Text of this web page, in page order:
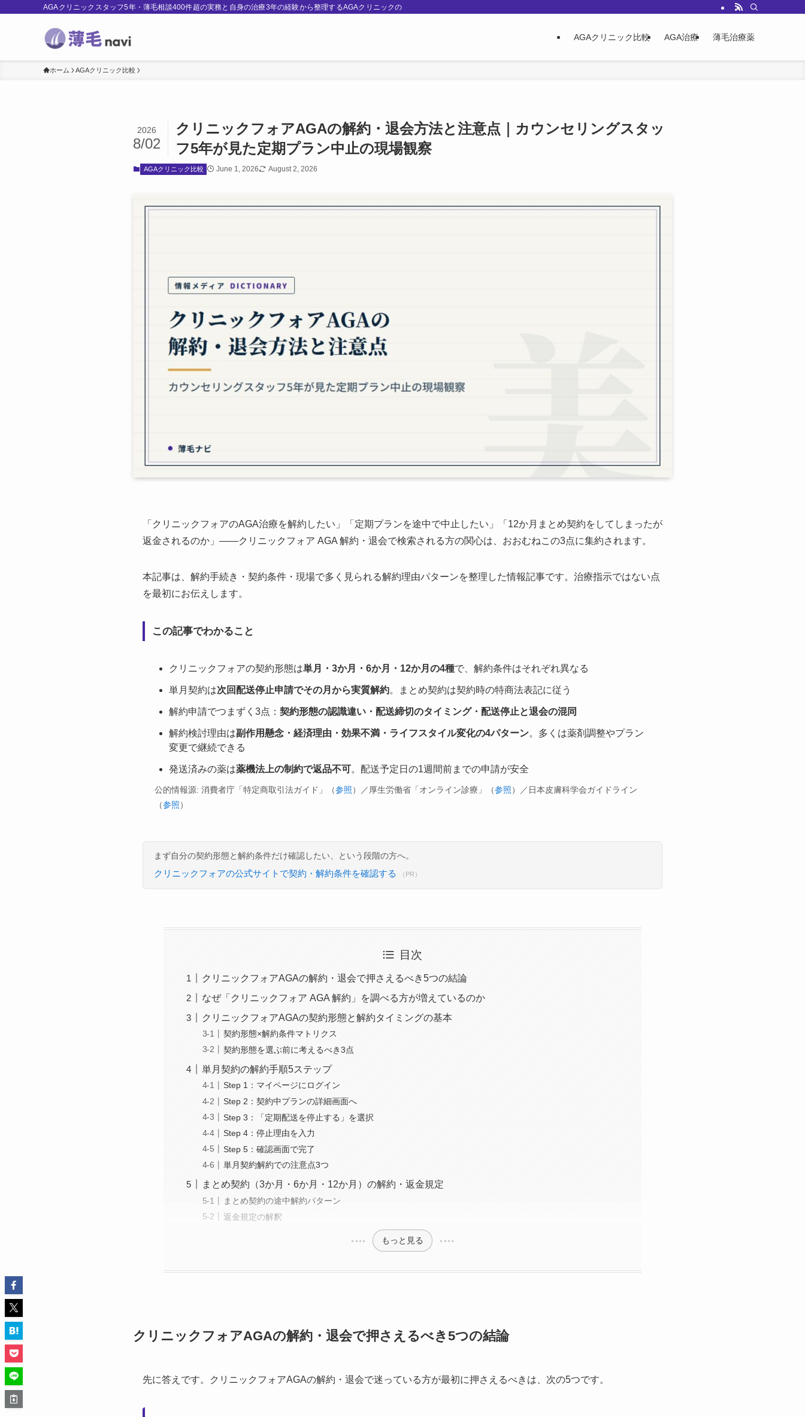
AGAクリニックスタッフ5年・薄毛相談400件超の実務と自身の治療3年の経験から整理するAGAクリニックの選び方と費用相場。ミノキシジル・フィナステリドの違いを実態から書きます。
AGAクリニック比較 AGA治療 薄毛治療薬
ホーム AGAクリニック比較
クリニックフォアAGAの解約・退会方法と注意点｜カウンセリングスタッ
フ5年が見た定期プラン中止の現場観察
2026
8/02
AGAクリニック比較 June 1, 2026 August 2, 2026
「クリニックフォアのAGA治療を解約したい」「定期プランを途中で中止したい」「12か月まとめ契約をしてしまったが
返金されるのか」――クリニックフォア AGA 解約・退会で検索される方の関心は、おおむねこの3点に集約されます。
本記事は、解約手続き・契約条件・現場で多く見られる解約理由パターンを整理した情報記事です。治療指示ではない点
を最初にお伝えします。
この記事でわかること
クリニックフォアの契約形態は単月・3か月・6か月・12か月の4種で、解約条件はそれぞれ異なる
単月契約は次回配送停止申請でその月から実質解約。まとめ契約は契約時の特商法表記に従う
解約申請でつまずく3点： 契約形態の認識違い・配送締切のタイミング・配送停止と退会の混同
解約検討理由は副作用懸念・経済理由・効果不満・ライフスタイル変化の4パターン。多くは薬剤調整やプラン
変更で継続できる
発送済みの薬は薬機法上の制約で返品不可。配送予定日の1週間前までの申請が安全
公的情報源: 消費者庁「特定商取引法ガイド」（参照）／厚生労働省「オンライン診療」（参照）／日本皮膚科学会ガイドライン
（参照）
まず自分の契約形態と解約条件だけ確認したい、という段階の方へ。
クリニックフォアの公式サイトで契約・解約条件を確認する （PR）
目次
クリニックフォアAGAの解約・退会で押さえるべき5つの結論
なぜ「クリニックフォア AGA 解約」を調べる方が増えているのか
クリニックフォアAGAの契約形態と解約タイミングの基本
契約形態×解約条件マトリクス
契約形態を選ぶ前に考えるべき3点
単月契約の解約手順5ステップ
Step 1：マイページにログイン
Step 2：契約中プランの詳細画面へ
Step 3：「定期配送を停止する」を選択
Step 4：停止理由を入力
Step 5：確認画面で完了
単月契約解約での注意点3つ
まとめ契約（3か月・6か月・12か月）の解約・返金規定
まとめ契約の途中解約パターン
返金規定の解釈
もっと見る
クリニックフォアAGAの解約・退会で押さえるべき5つの結論
先に答えです。クリニックフォアAGAの解約・退会で迷っている方が最初に押さえるべきは、次の5つです。